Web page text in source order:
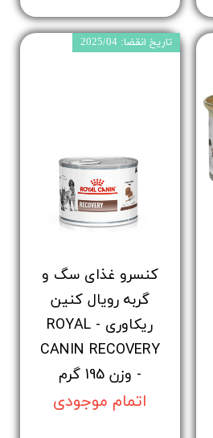
کنسرو غذای سگ و
گربه رویال کنین
ریکاوری - ROYAL
CANIN RECOVERY
- وزن 195 گرم
اتمام موجودی
تاریخ انقضا: 2025/04